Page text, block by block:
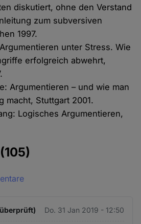
diskutiert, ohne den Verstand
zum subversiven
1997.
unter Stress. Wie
erfolgreich abwehrt,
Argumentieren – und wie man
macht, Stuttgart 2001.
Logisches Argumentieren,
(105)
Do. 31 Jan 2019 - 12:50